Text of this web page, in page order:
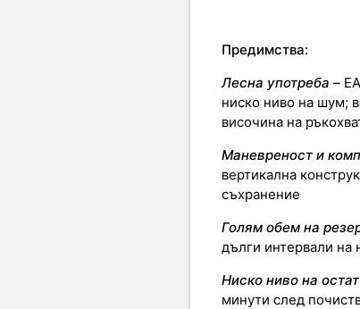
Предимства:
Лесна употреба –
ниско ниво на шум;
височина на
Маневреност и
вертикална
съхранение
Голям обем на
дълги интервали на
Ниско ниво на
минути след